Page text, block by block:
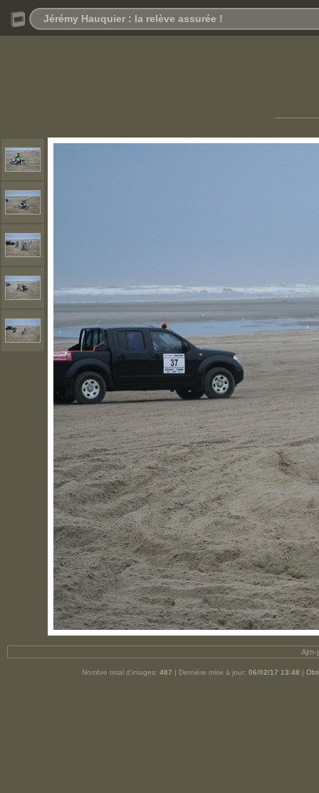
Jérémy Hauquier : la relève assurée !
Ajm-
Nombre total d'images:487 | Dernière mise à jour:06/02/17 13:48 |